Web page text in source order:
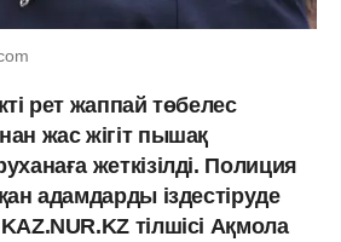
рет жаппай төбелес
жас жігіт пышақ
жеткізілді. Полиция
адамдарды іздестіруде
тілшісі Ақмола